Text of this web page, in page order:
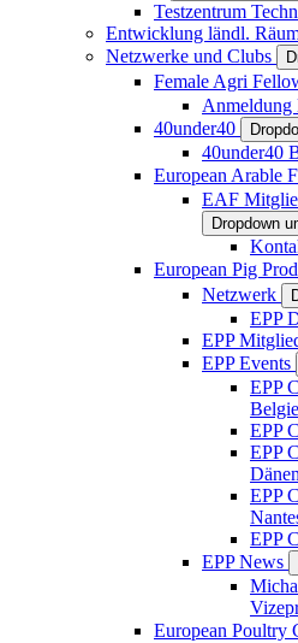
Testzentrum
Entwicklung ländl.
Netzwerke und Clubs
Female Agri
Anmeldung
40under40
40under40
European Arable
EAF
Dropdown
European Pig
Netzwerk
EPP
EPP
EPP Events
EPP
EPP
EPP
EPP
EPP
EPP News
European Poultry